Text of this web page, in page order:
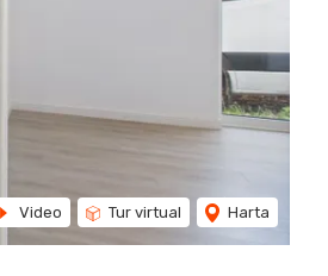
Video Tur virtual Harta